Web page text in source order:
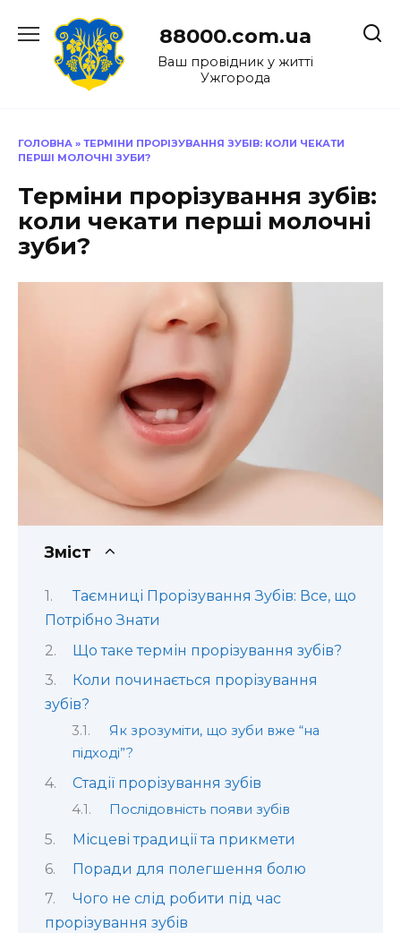
до
88000.com.ua
Ваш провідник у житті
Ужгорода
ГОЛОВНА » ТЕРМІНИ ПРОРІЗУВАННЯ ЗУБІВ: КОЛИ ЧЕКАТИ
ПЕРШІ МОЛОЧНІ ЗУБИ?
Терміни прорізування зубів:
коли чекати перші молочні
зуби?
Зміст
Таємниці Прорізування Зубів: Все, що
Потрібно Знати
Що таке термін прорізування зубів?
Коли починається прорізування
зубів?
Як зрозуміти, що зуби вже “на
підході”?
Стадії прорізування зубів
Послідовність появи зубів
Місцеві традиції та прикмети
Поради для полегшення болю
Чого не слід робити під час
прорізування зубів